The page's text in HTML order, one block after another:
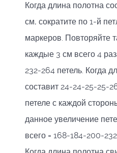
Когда длина полотна
см, сократите по 1-й
маркеров. Повторяйте
каждые 3 см всего 4
232-264 петель. Когда
составит 24-24-25-25-
петеле с каждой
данное увеличение
всего = 168-184-200-